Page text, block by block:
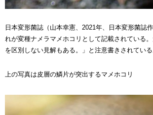
日本変形菌誌（山本幸憲、2021年、日本変形菌誌
れが変種ナメラマメホコリとして記載されている
を区別しない見解もある。」と注意書きされている
上の写真は皮層の鱗片が突出するマメホコリ